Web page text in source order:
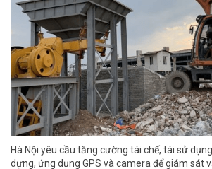
Hà Nội yêu cầu tăng cường tái chế, tái sử
dựng, ứng dụng GPS và camera để giám sát